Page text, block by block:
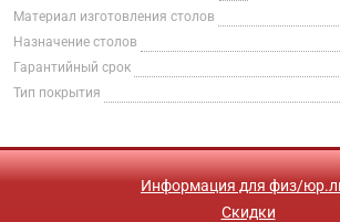
Материал изготовления столов
Назначение столов
Гарантийный срок
Тип покрытия
Информация для физ/
Скидки